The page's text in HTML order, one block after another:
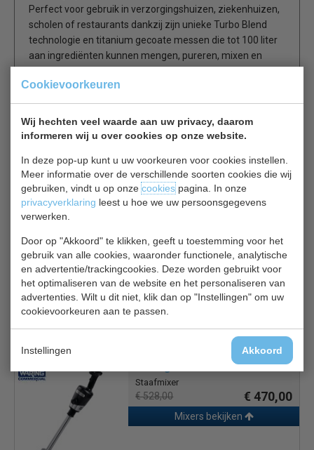
Cookievoorkeuren
Wij hechten veel waarde aan uw privacy, daarom
informeren wij u over cookies op onze website.
In deze pop-up kunt u uw voorkeuren voor cookies instellen.
Meer informatie over de verschillende soorten cookies die wij
gebruiken, vindt u op onzecookiespagina. In onze
privacyverklaring leest u hoe we uw persoonsgegevens
verwerken.
Door op "Akkoord" te klikken, geeft u toestemming voor het
gebruik van alle cookies, waaronder functionele, analytische
en advertentie/trackingcookies. Deze worden gebruikt voor
het optimaliseren van de website en het personaliseren van
advertenties. Wilt u dit niet, klik dan op "Instellingen" om uw
cookievoorkeuren aan te passen.
Instellingen Akkoord
Perfect voor gebruik in verzorgingshuizen, ziekenhuizen,
scholen of restaurants dankzij zijn unieke Turbo Blend
technologie en titanium gecoate messen die tot 100 liter
aan ingrediënten kunnen mengen, pureren, mixen en
emulgeren.
Turbo Blend functie
Tijdbesparend - tot 3 keer sneller vergeleken met
soortgelijke staafmixers
Aangepast gewicht voor perfect werkcomfort
Geluidsarm
Voldoet aan HACCP voorschriften
Mixt perfect - maakt zeven overbodig
Driehoekige RVS messen met titaninium coating
100% RVS
Is dit iets voor jou?
Staafmixer
€ 528,00 € 470,00
Mixers bekijken